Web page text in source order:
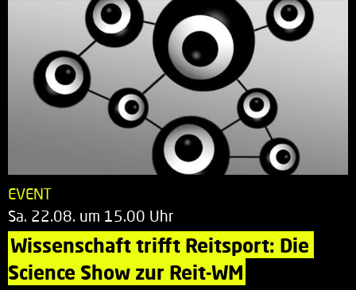
EVENT
Sa. 22.08. um 15.00 Uhr
Wissenschaft trifft Reitsport: Die
Science Show zur Reit-WM